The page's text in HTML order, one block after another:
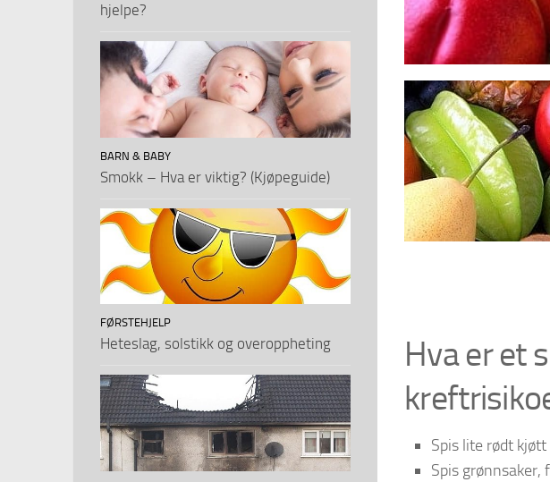
Hva er et
Spis lite rødt
Spis
hjelpe?
BARN & BABY
Smokk – Hva er viktig? (Kjøpeguide)
FØRSTEHJELP
Heteslag, solstikk og overoppheting